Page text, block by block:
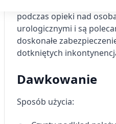
podczas opieki nad
urologicznymi i są
doskonałe
dotkniętych
Dawkowanie
Sposób użycia:
Cele przetwarzania IAB:
Przechowywanie informacji
lub dostęp do nich
wyboru reklam
spersonalizowanych reklam